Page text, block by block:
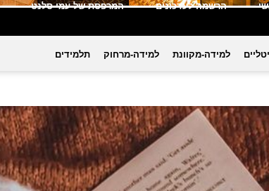
הרשמה לעדכונים המרפסת של עמי סלנט
למידה-מקוונת למידה-מרחוק תלמידים